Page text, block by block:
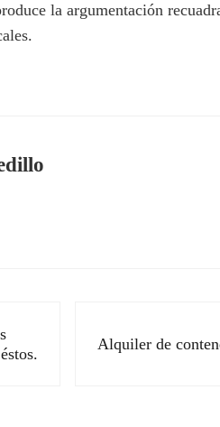
la argumentación
Alquiler de